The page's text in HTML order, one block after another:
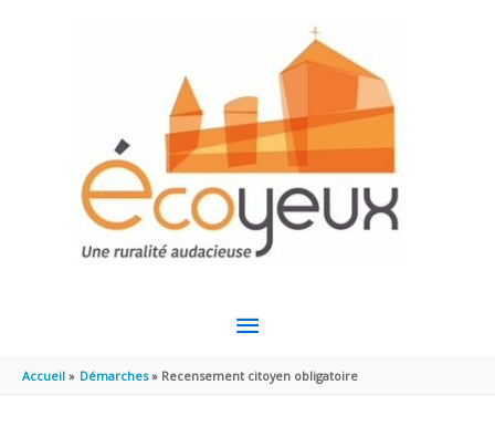
MENU
PRINCIPAL
Accueil Démarches Recensement citoyen obligatoire